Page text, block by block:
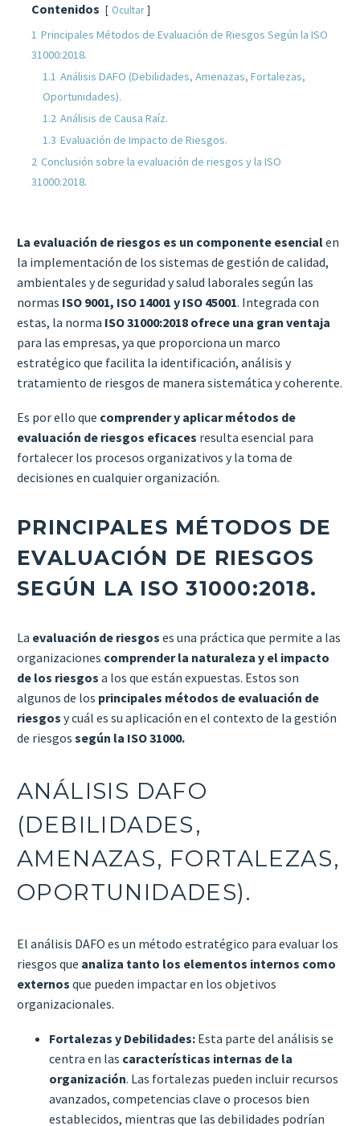
Contenidos Ocultar
1 Principales Métodos de Evaluación de Riesgos Según la ISO
31000:2018.
1.1 Análisis DAFO (Debilidades, Amenazas, Fortalezas,
Oportunidades).
1.2 Análisis de Causa Raíz.
1.3 Evaluación de Impacto de Riesgos.
2 Conclusión sobre la evaluación de riesgos y la ISO
31000:2018.
La evaluación de riesgos es un componente esencialen
la implementación de los sistemas de gestión de calidad,
ambientales y de seguridad y salud laborales según las
normas ISO 9001, ISO 14001 y ISO 45001. Integrada con
estas, la norma ISO 31000:2018 ofrece una gran ventaja
para las empresas, ya que proporciona un marco
estratégico que facilita la identificación, análisis y
tratamiento de riesgos de manera sistemática y coherente.
Es por ello que comprender y aplicar métodos de
evaluación de riesgos eficaces resulta esencial para
fortalecer los procesos organizativos y la toma de
decisiones en cualquier organización.
PRINCIPALES MÉTODOS DE
EVALUACIÓN DE RIESGOS
SEGÚN LA ISO 31000:2018.
La evaluación de riesgos es una práctica que permite a las
organizaciones comprender la naturaleza y el impacto
de los riesgos a los que están expuestas. Estos son
algunos de los principales métodos de evaluación de
riesgos y cuál es su aplicación en el contexto de la gestión
de riesgos según la ISO 31000.
ANÁLISIS DAFO
(DEBILIDADES,
AMENAZAS, FORTALEZAS,
OPORTUNIDADES).
El análisis DAFO es un método estratégico para evaluar los
riesgos que analiza tanto los elementos internos como
externos que pueden impactar en los objetivos
organizacionales.
Fortalezas y Debilidades: Esta parte del análisis se
centra en las características internas de la
organización. Las fortalezas pueden incluir recursos
avanzados, competencias clave o procesos bien
establecidos, mientras que las debilidades podrían